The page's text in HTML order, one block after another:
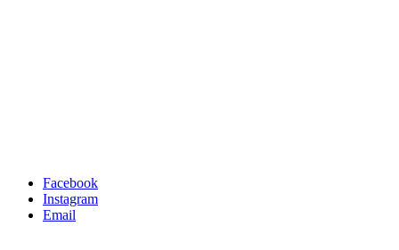
Facebook
Instagram
Email